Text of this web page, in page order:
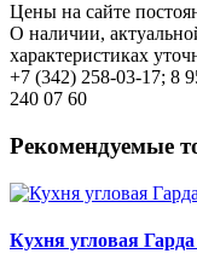
Цены на сайте
О наличии,
характеристиках
+7 (342) 258-03-17; 8
240 07 60
Рекомендуемые
Кухня угловая